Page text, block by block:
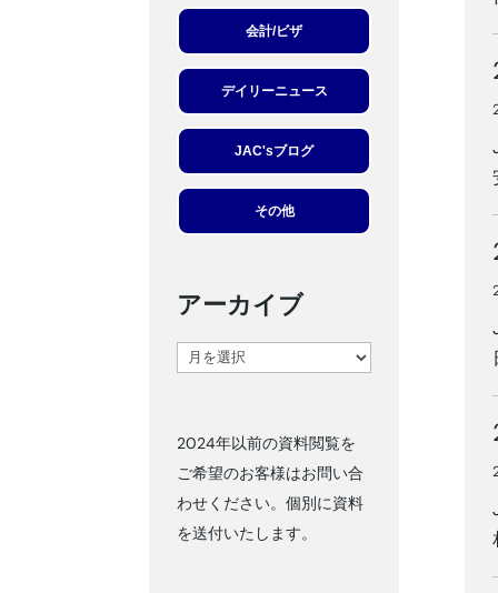
会計/ビザ
デイリーニュース
JAC'sブログ
その他
アーカイブ
ア
イ
ブ
2024年以前の資料閲覧を
ご希望のお客様はお問い合
わせください。個別に資料
を送付いたします。